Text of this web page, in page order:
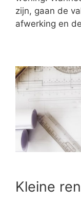
zijn, gaan de
afwerking en
Kleine